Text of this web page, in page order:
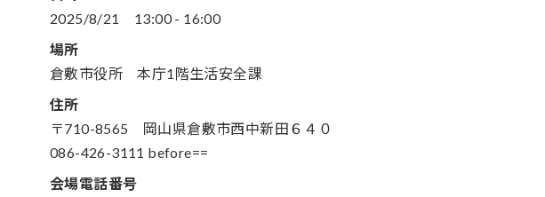
2025/8/21
13:00- 16:00
場所
倉敷市役所 本庁1階生活安全課
住所
〒710-8565 岡山県倉敷市西中新田６４０
086-426-3111 before==
会場電話番号